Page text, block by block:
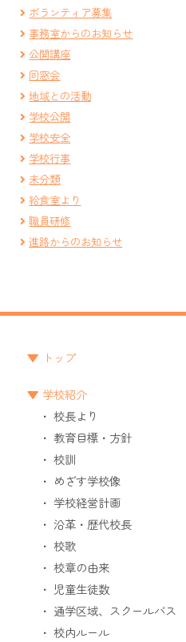
ボランティア募集
事務室からのお知らせ
公開講座
同窓会
地域との活動
学校公開
学校安全
学校行事
未分類
給食室より
職員研修
進路からのお知らせ
トップ
学校紹介
校長より
教育目標・方針
校訓
めざす学校像
学校経営計画
沿革・歴代校長
校歌
校章の由来
児童生徒数
通学区域、スクールバス
校内ルール